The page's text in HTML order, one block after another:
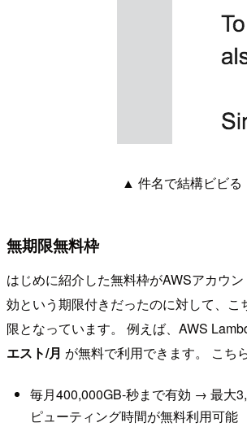
▲ 件名で結構ビビる
無期限無料枠
はじめに紹介した無料枠がAWSアカウ
効という期限付きだったのに対して、こ
限となっています。 例えば、AWS
エスト/月 が無料で利用できます。 こち
毎月400,000GB-秒まで有効 → 最大
ピューティング時間が無料利用可能